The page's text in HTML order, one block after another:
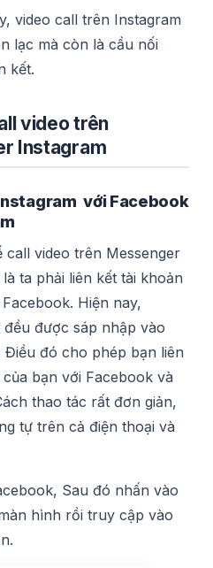
video call trên Instagram
lạc mà còn là cầu nối
kết.
video trên
Instagram
với Facebook
video trên Messenger
ta phải liên kết tài khoản
Hiện nay,
được sáp nhập vào
đó cho phép bạn liên
bạn với Facebook và
thao tác rất đơn giản,
tự trên cả điện thoại và
Sau đó nhấn vào
hình rồi truy cập vào